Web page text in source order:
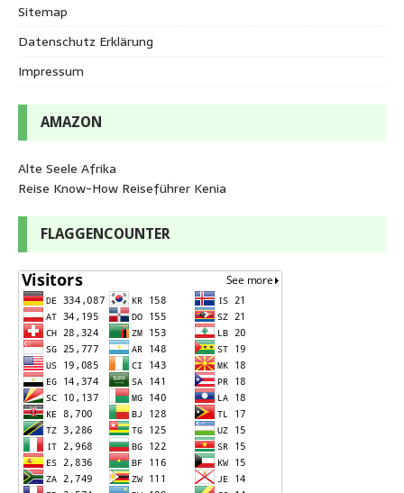
Sitemap
Datenschutz Erklärung
Impressum
AMAZON
Alte Seele Afrika
Reise Know-How Reiseführer Kenia
FLAGGENCOUNTER